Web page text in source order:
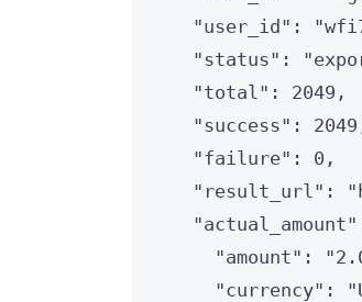
"user_id" : "
"status" : "
"total" : 2049 ,
"success" : 2049
"failure" : 0 ,
"result_url" : "
"actual_amount"
"amount" : "
"currency" : "